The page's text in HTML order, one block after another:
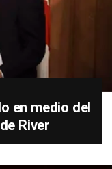
en medio del
River